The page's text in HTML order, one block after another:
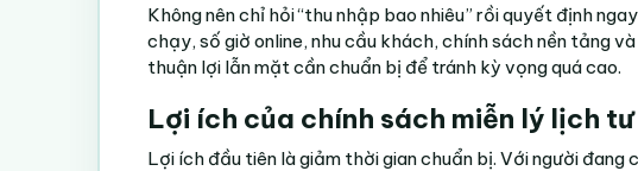
Không nên chỉ hỏi “thu nhập bao nhiêu” rồi quyết định
chạy, số giờ online, nhu cầu khách, chính sách nền tảng
thuận lợi lẫn mặt cần chuẩn bị để tránh kỳ vọng quá cao.
Lợi ích của chính sách miễn lý lịch
Lợi ích đầu tiên là giảm thời gian chuẩn bị. Với người